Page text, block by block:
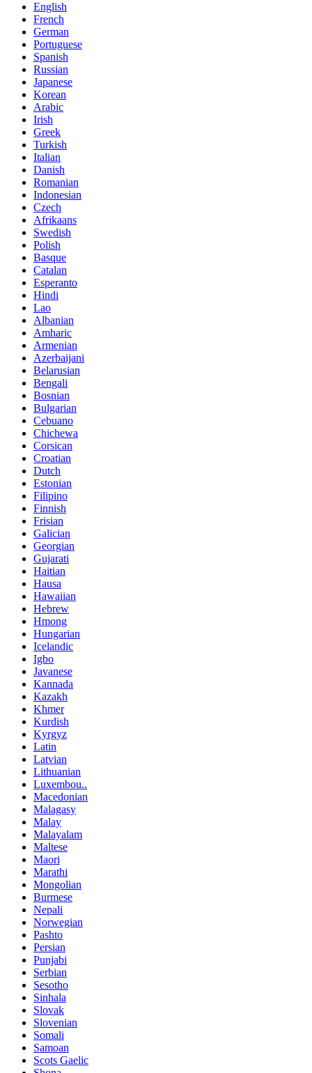
English
French
German
Portuguese
Spanish
Russian
Japanese
Korean
Arabic
Irish
Greek
Turkish
Italian
Danish
Romanian
Indonesian
Czech
Afrikaans
Swedish
Polish
Basque
Catalan
Esperanto
Hindi
Lao
Albanian
Amharic
Armenian
Azerbaijani
Belarusian
Bengali
Bosnian
Bulgarian
Cebuano
Chichewa
Corsican
Croatian
Dutch
Estonian
Filipino
Finnish
Frisian
Galician
Georgian
Gujarati
Haitian
Hausa
Hawaiian
Hebrew
Hmong
Hungarian
Icelandic
Igbo
Javanese
Kannada
Kazakh
Khmer
Kurdish
Kyrgyz
Latin
Latvian
Lithuanian
Luxembou..
Macedonian
Malagasy
Malay
Malayalam
Maltese
Maori
Marathi
Mongolian
Burmese
Nepali
Norwegian
Pashto
Persian
Punjabi
Serbian
Sesotho
Sinhala
Slovak
Slovenian
Somali
Samoan
Scots Gaelic